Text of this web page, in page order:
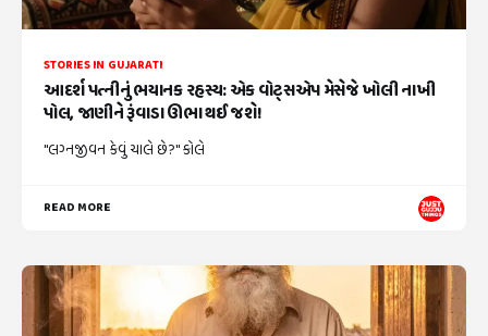
STORIES IN GUJARATI
આદર્શ પત્નીનું ભયાનક રહસ્ય: એક વોટ્સએપ મેસેજે ખોલી નાખી
પોલ, જાણીને રૂંવાડા ઊભા થઈ જશે!
"લગ્નજીવન કેવું ચાલે છે?" કોલે
READ MORE